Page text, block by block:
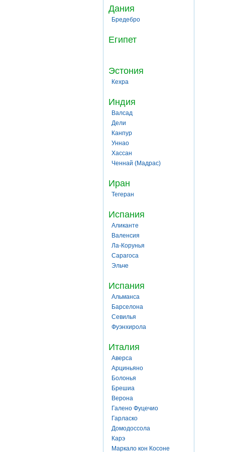
Дания
Бредебро
Египет
Эстония
Кехра
Индия
Валсад
Дели
Канпур
Уннао
Хассан
Ченнай (Мадрас)
Иран
Тегеран
Испания
Аликанте
Валенсия
Ла-Корунья
Сарагоса
Эльче
Испания
Альманса
Барселона
Севилья
Фуэнхирола
Италия
Аверса
Арциньяно
Болонья
Брешиа
Верона
Галено Фуцечио
Гарласко
Домодоссола
Карэ
Маркало кон Косоне